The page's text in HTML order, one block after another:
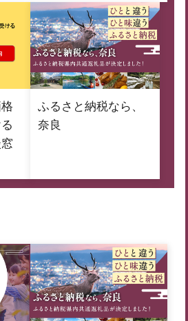
ふるさと納税なら、
奈良